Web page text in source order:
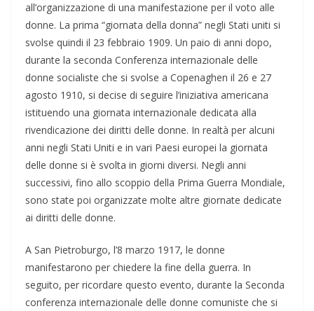
all’organizzazione di una manifestazione per il voto alle
donne. La prima “giornata della donna” negli Stati uniti si
svolse quindi il 23 febbraio 1909. Un paio di anni dopo,
durante la seconda Conferenza internazionale delle
donne socialiste che si svolse a Copenaghen il 26 e 27
agosto 1910, si decise di seguire l’iniziativa americana
istituendo una giornata internazionale dedicata alla
rivendicazione dei diritti delle donne. In realtà per alcuni
anni negli Stati Uniti e in vari Paesi europei la giornata
delle donne si è svolta in giorni diversi. Negli anni
successivi, fino allo scoppio della Prima Guerra Mondiale,
sono state poi organizzate molte altre giornate dedicate
ai diritti delle donne.
A San Pietroburgo, l’8 marzo 1917, le donne
manifestarono per chiedere la fine della guerra. In
seguito, per ricordare questo evento, durante la Seconda
conferenza internazionale delle donne comuniste che si